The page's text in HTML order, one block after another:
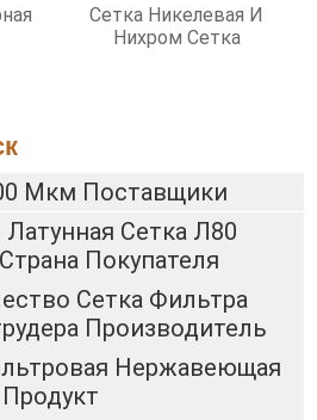
Сетка Никелевая И
Нихром Сетка
Мкм Поставщики
Сетка Л80
Покупателя
Сетка Фильтра
Производитель
Нержавеющая
Продукт